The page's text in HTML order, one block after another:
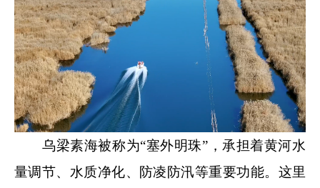
乌梁素海被称为“塞外明珠”，承担着黄河水
量调节、水质净化、防凌防汛等重要功能。这里